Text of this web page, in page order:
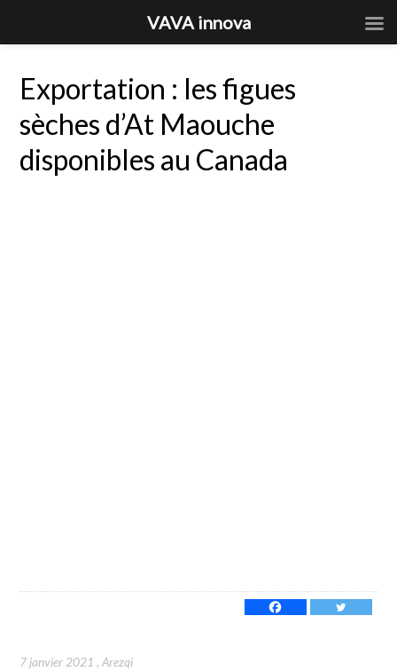
Exportation : les figues
sèches d’At Maouche
disponibles au Canada
7 janvier 2021 ,Arezqi
VAVA innova